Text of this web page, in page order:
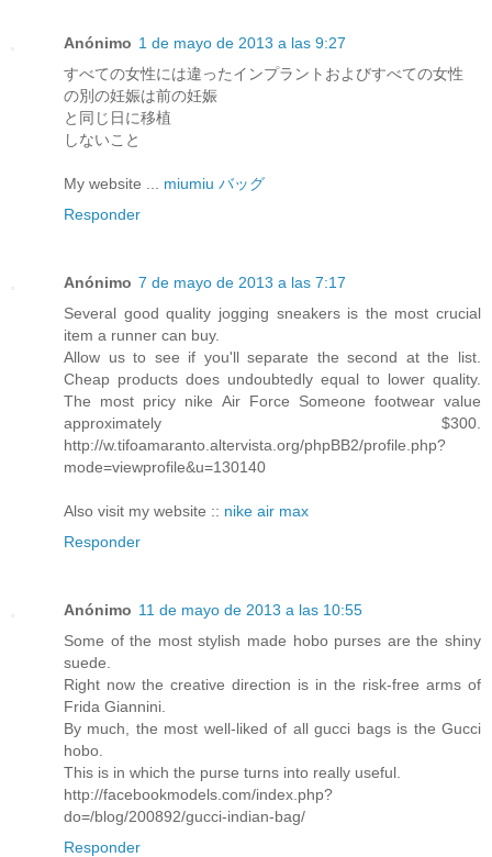
Anónimo 1 de mayo de 2013 a las 9:27
すべての女性には違ったインプラントおよびすべての女性
の別の妊娠は前の妊娠
と同じ日に移植
しないこと
My website ... miumiu バッグ
Responder
Anónimo 7 de mayo de 2013 a las 7:17
Several good quality jogging sneakers is the most crucial
item a runner can buy.
Allow us to see if you'll separate the second at the list.
Cheap products does undoubtedly equal to lower quality.
The most pricy nike Air Force Someone footwear value
approximately $300.
http://w.tifoamaranto.altervista.org/phpBB2/profile.php?
mode=viewprofile&u=130140
Also visit my website :: nike air max
Responder
Anónimo 11 de mayo de 2013 a las 10:55
Some of the most stylish made hobo purses are the shiny
suede.
Right now the creative direction is in the risk-free arms of
Frida Giannini.
By much, the most well-liked of all gucci bags is the Gucci
hobo.
This is in which the purse turns into really useful.
http://facebookmodels.com/index.php?
do=/blog/200892/gucci-indian-bag/
Responder